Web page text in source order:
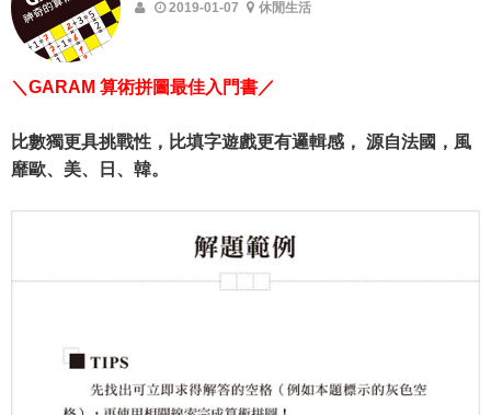
2019-01-07 休閒生活
＼GARAM 算術拼圖最佳入門書／
比數獨更具挑戰性，比填字遊戲更有邏輯感， 源自法國，風
靡歐、美、日、韓。